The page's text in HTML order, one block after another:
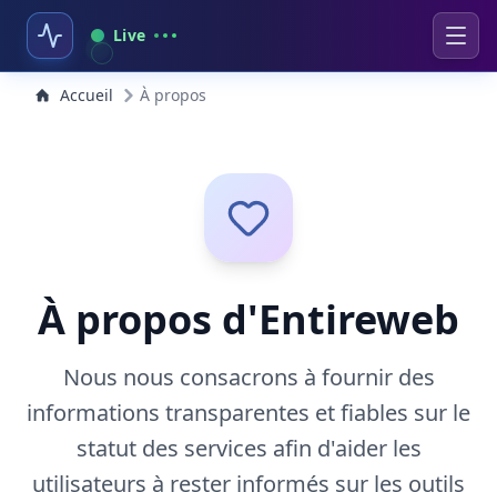
Live
Accueil À propos
À propos d'Entireweb
Nous nous consacrons à fournir des
informations transparentes et fiables sur le
statut des services afin d'aider les
utilisateurs à rester informés sur les outils